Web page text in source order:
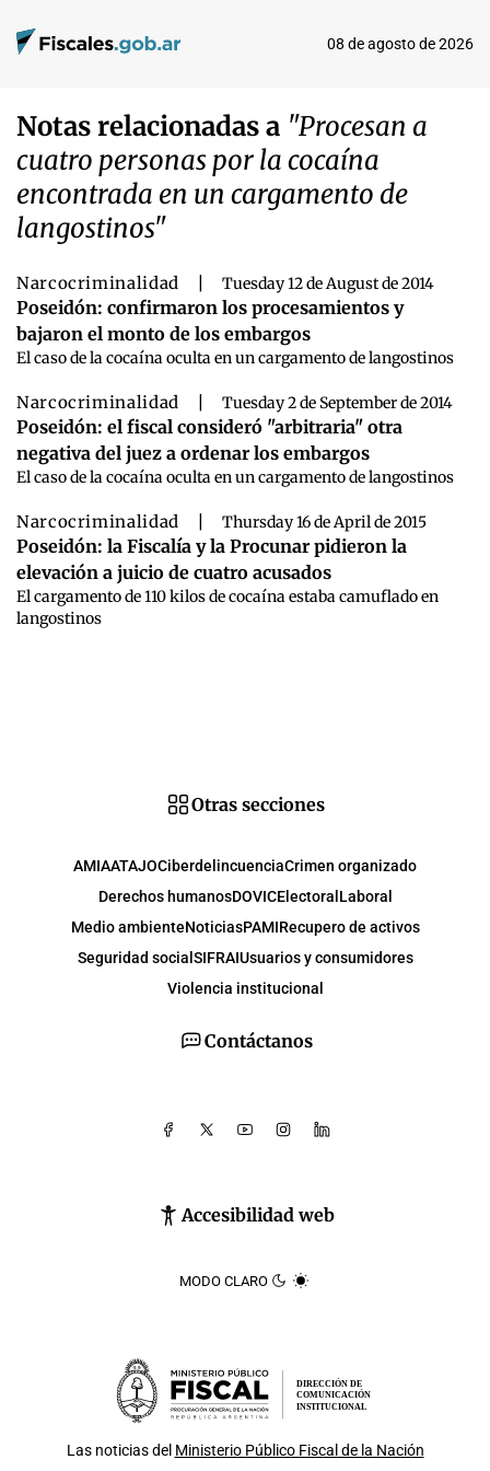
08 de agosto de 2026
Notas relacionadas a "Procesan a
cuatro personas por la cocaína
encontrada en un cargamento de
langostinos"
Narcocriminalidad Tuesday 12 de August de 2014
Poseidón: confirmaron los procesamientos y
bajaron el monto de los embargos
El caso de la cocaína oculta en un cargamento de langostinos
Narcocriminalidad Tuesday 2 de September de 2014
Poseidón: el fiscal consideró "arbitraria" otra
negativa del juez a ordenar los embargos
El caso de la cocaína oculta en un cargamento de langostinos
Narcocriminalidad Thursday 16 de April de 2015
Poseidón: la Fiscalía y la Procunar pidieron la
elevación a juicio de cuatro acusados
El cargamento de 110 kilos de cocaína estaba camuflado en
langostinos
Contáctanos
Accesibilidad web
MODO CLARO
Otras secciones
AMIAATAJOCiberdelincuenciaCrimen organizado
Derechos humanosDOVICElectoral Laboral
Medio ambienteNoticiasPAMIRecupero de activos
Seguridad social SIFRAIUsuarios y consumidores
Violencia institucional
DIRECCIÓN DE
COMUNICACIÓN
INSTITUCIONAL
Las noticias del Ministerio Público Fiscal de la Nación